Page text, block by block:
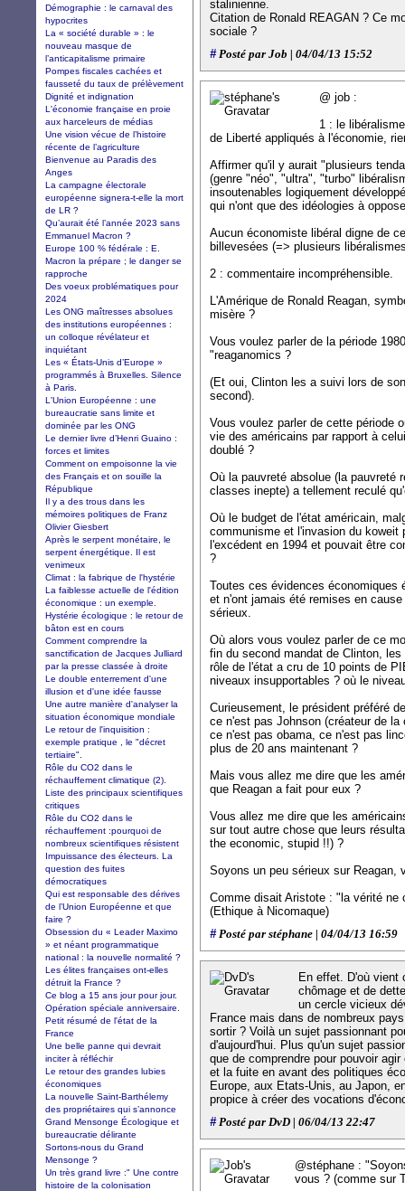
stalinienne.
Citation de Ronald REAGAN ? Ce
sociale ?
#Posté par Job | 04/04/13 15:52
@ job :
1 : le
de Liberté appliqués à l'économie,
Affirmer qu'il y aurait "plusieurs
(genre "néo", "ultra", "turbo"
insoutenables logiquement
qui n'ont que des idéologies à
Aucun économiste libéral digne de
billevesées (=> plusieurs
2 : commentaire incompréhensible.
L'Amérique de Ronald Reagan,
misère ?
Vous voulez parler de la période
"reaganomics ?
(Et oui, Clinton les a suivi lors de
second).
Vous voulez parler de cette période
vie des américains par rapport à
doublé ?
Où la pauvreté absolue (la pauvreté
classes inepte) a tellement reculé
Où le budget de l'état américain,
communisme et l'invasion du koweit
l'excédent en 1994 et pouvait être
?
Toutes ces évidences économiques
et n'ont jamais été remises en
sérieux.
Où alors vous voulez parler de ce
fin du second mandat de Clinton,
rôle de l'état a cru de 10 points de
niveaux insupportables ? où le
Curieusement, le président préféré
ce n'est pas Johnson (créateur de
ce n'est pas obama, ce n'est pas
plus de 20 ans maintenant ?
Mais vous allez me dire que les
que Reagan a fait pour eux ?
Vous allez me dire que les
sur tout autre chose que leurs
the economic, stupid !!) ?
Soyons un peu sérieux sur Reagan,
Comme disait Aristote : "la vérité ne
(Ethique à Nicomaque)
#Posté par stéphane | 04/04/13 16:59
En effet. D'où vient
chômage et de
un cercle vicieux
France mais dans de nombreux
sortir ? Voilà un sujet passionnant
d'aujourd'hui. Plus qu'un sujet
que de comprendre pour pouvoir
et la fuite en avant des politiques
Europe, aux Etats-Unis, au Japon,
propice à créer des vocations
#Posté par DvD | 06/04/13 22:47
@stéphane :
vous ? (comme sur
Démographie : le carnaval des
hypocrites
La « société durable » : le
nouveau masque de
l’anticapitalisme primaire
Pompes fiscales cachées et
fausseté du taux de prélèvement
Dignité et indignation
L'économie française en proie
aux harceleurs de médias
Une vision vécue de l’histoire
récente de l’agriculture
Bienvenue au Paradis des
Anges
La campagne électorale
européenne signera-t-elle la mort
de LR ?
Qu’aurait été l’année 2023 sans
Emmanuel Macron ?
Europe 100 % fédérale : E.
Macron la prépare ; le danger se
rapproche
Des voeux problématiques pour
2024
Les ONG maîtresses absolues
des institutions européennes :
un colloque révélateur et
inquiétant
Les « États-Unis d’Europe »
programmés à Bruxelles. Silence
à Paris.
L'Union Européenne : une
bureaucratie sans limite et
dominée par les ONG
Le dernier livre d’Henri Guaino :
forces et limites
Comment on empoisonne la vie
des Français et on souille la
République
Il y a des trous dans les
mémoires politiques de Franz
Olivier Giesbert
Après le serpent monétaire, le
serpent énergétique. Il est
venimeux
Climat : la fabrique de l'hystérie
La faiblesse actuelle de l'édition
économique : un exemple.
Hystérie écologique : le retour de
bâton est en cours
Comment comprendre la
sanctification de Jacques Julliard
par la presse classée à droite
Le double enterrement d'une
illusion et d'une idée fausse
Une autre manière d'analyser la
situation économique mondiale
Le retour de l'inquisition :
exemple pratique , le "décret
tertiaire".
Rôle du CO2 dans le
réchauffement climatique (2).
Liste des principaux scientifiques
critiques
Rôle du CO2 dans le
réchauffement :pourquoi de
nombreux scientifiques résistent
Impuissance des électeurs. La
question des fuites
démocratiques
Qui est responsable des dérives
de l’Union Européenne et que
faire ?
Obsession du « Leader Maximo
» et néant programmatique
national : la nouvelle normalité ?
Les élites françaises ont-elles
détruit la France ?
Ce blog a 15 ans jour pour jour.
Opération spéciale anniversaire.
Petit résumé de l'état de la
France
Une belle panne qui devrait
inciter à réfléchir
Le retour des grandes lubies
économiques
La nouvelle Saint-Barthélemy
des propriétaires qui s’annonce
Grand Mensonge Écologique et
bureaucratie délirante
Sortons-nous du Grand
Mensonge ?
Un très grand livre :" Une contre
histoire de la colonisation